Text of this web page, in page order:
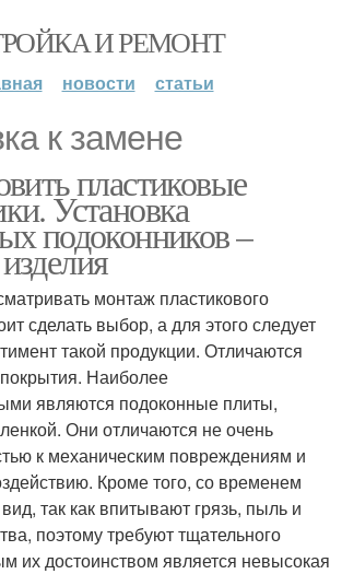
И РЕМОНТ
новости статьи
к замене
пластиковые
Установка
подоконников –
монтаж пластикового
сделать выбор, а для этого следует
такой продукции. Отличаются
Наиболее
являются подоконные плиты,
Они отличаются не очень
к механическим повреждениям и
Кроме того, со временем
так как впитывают грязь, пыль и
поэтому требуют тщательного
их достоинством является невысокая